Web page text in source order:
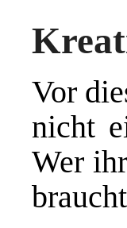
Vor
nicht
Wer